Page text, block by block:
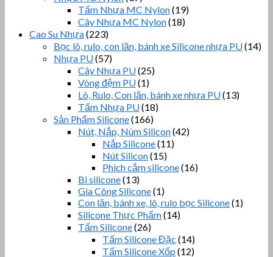
Tấm Nhựa MC Nylon(19)
Cây Nhựa MC Nylon(18)
Cao Su Nhựa(223)
Bọc lô, rulo, con lăn, bánh xe Silicone nhựa PU(14)
Nhựa PU(57)
Cây Nhựa PU(25)
Vòng đệm PU(1)
Lô, Rulo, Con lăn, bánh xe nhựa PU(13)
Tấm Nhựa PU(18)
Sản Phẩm Silicone(166)
Nút, Nắp, Núm Silicon(42)
Nắp Silicone(11)
Nút Silicon(15)
Phích cắm silicone(16)
Bi silicone(13)
Gia Công Silicone(1)
Con lăn, bánh xe, lô, rulo bọc Silicone(1)
Silicone Thực Phẩm(14)
Tấm Silicone(26)
Tấm Silicone Đặc (14)
Tấm Silicone Xốp (12)